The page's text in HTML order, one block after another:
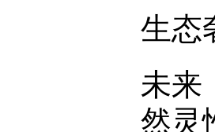
生态
未来
然灵